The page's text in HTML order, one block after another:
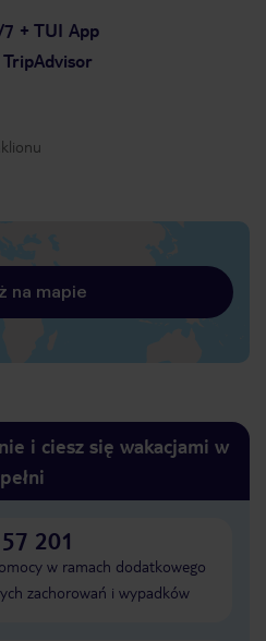
+ TUI App
na mapie
i ciesz się wakacjami w
pełni
201
w ramach dodatkowego
zachorowań i wypadków